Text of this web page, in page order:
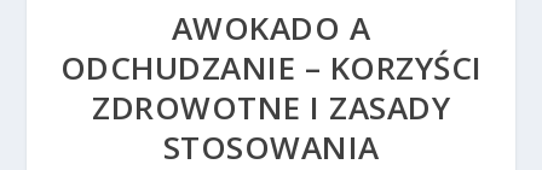
AWOKADO A
ODCHUDZANIE – KORZYŚCI
ZDROWOTNE I ZASADY
STOSOWANIA